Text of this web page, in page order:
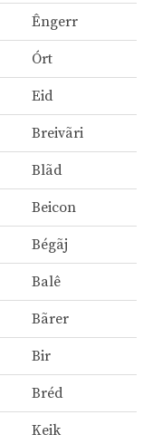
Êngerr
Órt
Eid
Breivãri
Blãd
Beicon
Bégãj
Balê
Bãrer
Bir
Bréd
Keik